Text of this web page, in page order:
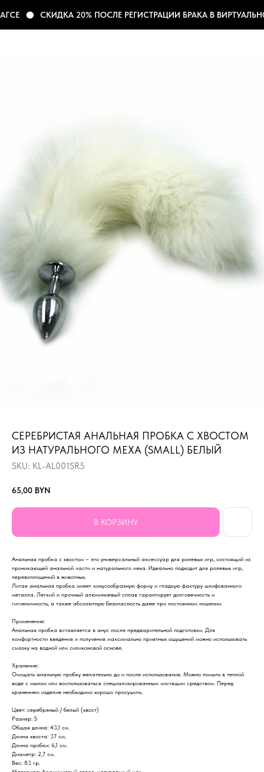
СКИДКА 20% ПОСЛЕ РЕГИСТРАЦИИ БРАКА В
СЕРЕБРИСТАЯ АНАЛЬНАЯ ПРОБКА С ХВОСТОМ
ИЗ НАТУРАЛЬНОГО МЕХА (SMALL) БЕЛЫЙ
SKU: KL-AL001SR5
65,00 BYN
В КОРЗИНУ
Анальная пробка с хвостом – это универсальный аксессуар для ролевых игр, состоящий из
проникающей анальной части и натурального меха. Идеально подходит для ролевых игр,
перевоплощений в животных.
Литая анальная пробка имеет конусообразную форму и гладкую фактуру шлифованного
металла. Легкий и прочный алюминиевый сплав гарантирует долговечность и
гигиеничность, а также абсолютную безопасность даже при постоянном ношении.
Применение:
Анальная пробка вставляется в анус после предварительной подготовки. Для
комфортности введения и получения максимально приятных ощущений можно использовать
смазку на водной или силиконовой основе.
Хранение:
Очищать анальную пробку желательно до и после использования. Можно помыть в теплой
воде с мылом или воспользоваться специализированным чистящим средством. Перед
хранением изделие необходимо хорошо просушить.
Цвет: серебряный / белый (хвост)
Размер: S
Общая длина: 43,1 см.
Длина хвоста: 37 см.
Длина пробки: 6,1 см.
Диаметр: 2,7 см.
Вес: 83 гр.